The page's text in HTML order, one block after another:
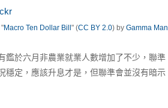
"Macro Ten Dollar Bill " (CC BY 2.0) by Gamma Man
於六月非農業就業人數增加了不少，聯準
穩定，應該升息才是，但聯準會並沒有暗示